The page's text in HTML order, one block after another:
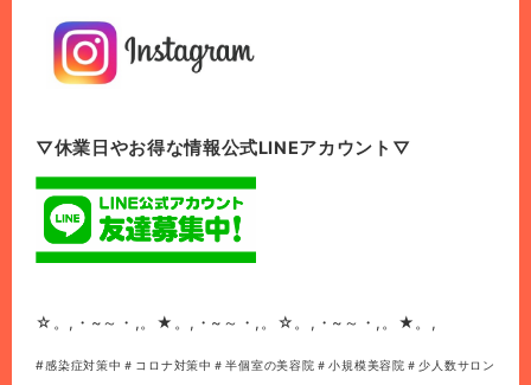
▽休業日やお得な情報公式LINEアカウント▽
☆。,・~～・,。★。,・~～・,。☆。,・~～・,。★。,
#感染症対策中＃コロナ対策中＃半個室の美容院＃小規模美容院＃少人数サロン